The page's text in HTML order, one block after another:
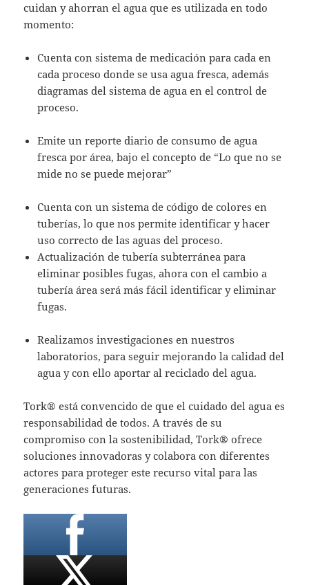
cuidan y ahorran el agua que es utilizada en todo
momento:
Cuenta con sistema de medicación para cada en
cada proceso donde se usa agua fresca, además
diagramas del sistema de agua en el control de
proceso.
Emite un reporte diario de consumo de agua
fresca por área, bajo el concepto de “Lo que no se
mide no se puede mejorar”
Cuenta con un sistema de código de colores en
tuberías, lo que nos permite identificar y hacer
uso correcto de las aguas del proceso.
Actualización de tubería subterránea para
eliminar posibles fugas, ahora con el cambio a
tubería área será más fácil identificar y eliminar
fugas.
Realizamos investigaciones en nuestros
laboratorios, para seguir mejorando la calidad del
agua y con ello aportar al reciclado del agua.
Tork® está convencido de que el cuidado del agua es
responsabilidad de todos. A través de su
compromiso con la sostenibilidad, Tork® ofrece
soluciones innovadoras y colabora con diferentes
actores para proteger este recurso vital para las
generaciones futuras.